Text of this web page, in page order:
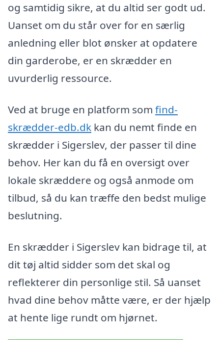
og samtidig sikre, at du altid ser godt ud.
Uanset om du står over for en særlig
anledning eller blot ønsker at opdatere
din garderobe, er en skrædder en
uvurderlig ressource.
Ved at bruge en platform som find-
skrædder-edb.dk kan du nemt finde en
skrædder i Sigerslev, der passer til dine
behov. Her kan du få en oversigt over
lokale skræddere og også anmode om
tilbud, så du kan træffe den bedst mulige
beslutning.
En skrædder i Sigerslev kan bidrage til, at
dit tøj altid sidder som det skal og
reflekterer din personlige stil. Så uanset
hvad dine behov måtte være, er der hjælp
at hente lige rundt om hjørnet.